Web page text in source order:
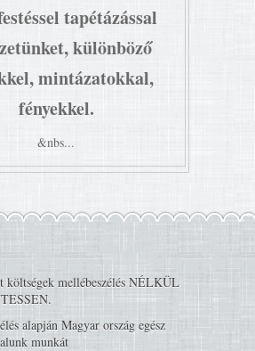
tapétázással
különböző
mintázatokkal,
fényekkel.
&nbs...
költségek mellébeszélés NÉLKÜL
alapján Magyar ország egész
munkát